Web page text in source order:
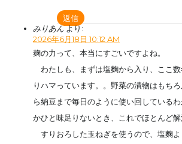
返信
みりあんより:
2026年6月18日 10:12 AM
麹の力って、本当にすごいですよね。
わたしも、まずは塩麴から入り、ここ
りハマっています。。野菜の漬物はもち
ら納豆まで毎日のように使い回している
かひと味足りないとき、これでほとんど解
すりおろした玉ねぎを使うので、塩麴